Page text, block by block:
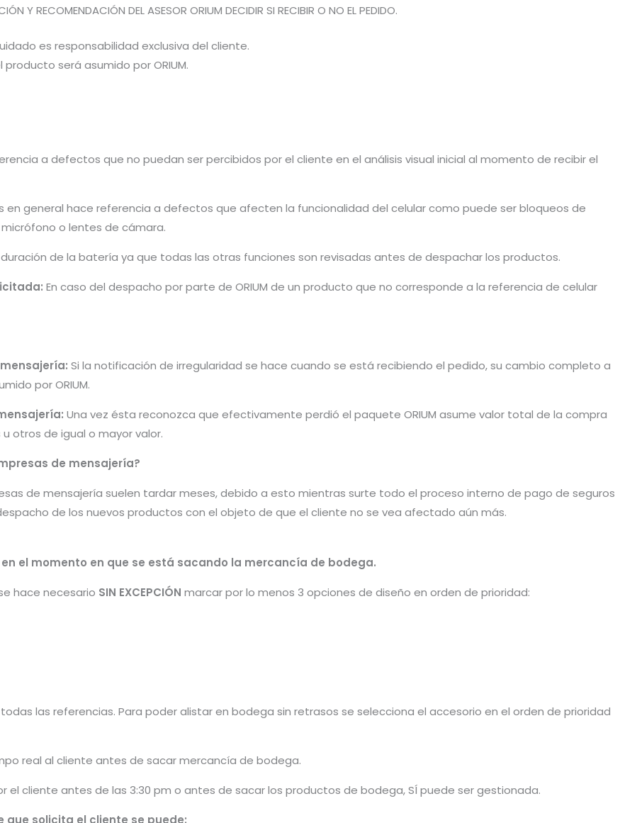
Y RECOMENDACIÓN DEL ASESOR ORIUM DECIDIR SI RECIBIR O NO EL PEDIDO.
es responsabilidad exclusiva del cliente.
será asumido por ORIUM.
a defectos que no puedan ser percibidos por el cliente en el análisis visual inicial al momento de recibir el
en general hace referencia a defectos que afecten la funcionalidad del celular como puede ser bloqueos de
o lentes de cámara.
de la batería ya que todas las otras funciones son revisadas antes de despachar los productos.
En caso del despacho por parte de ORIUM de un producto que no corresponde a la referencia de celular
Si la notificación de irregularidad se hace cuando se está recibiendo el pedido, su cambio completo a
por ORIUM.
Una vez ésta reconozca que efectivamente perdió el paquete ORIUM asume valor total de la compra
otros de igual o mayor valor.
de mensajería?
de mensajería suelen tardar meses, debido a esto mientras surte todo el proceso interno de pago de seguros
de los nuevos productos con el objeto de que el cliente no se vea afectado aún más.
el momento en que se está sacando la mercancía de bodega.
hace necesario SIN EXCEPCIÓN marcar por lo menos 3 opciones de diseño en orden de prioridad:
las referencias. Para poder alistar en bodega sin retrasos se selecciona el accesorio en el orden de prioridad
real al cliente antes de sacar mercancía de bodega.
el cliente antes de las 3:30 pm o antes de sacar los productos de bodega, SÍ puede ser gestionada.